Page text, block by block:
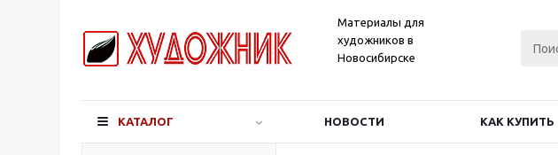
Материалы для
художников в
Новосибирске
КАТАЛОГ НОВОСТИ КАК КУПИТЬ